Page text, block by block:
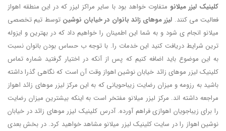
کلینیک لیزر میلانو متفاوت خواهد بود با سایر مراکز لیزر که در این منطقه اهواز
فعالیت می کنند. لیزر موهای زائد بانوان در خیابان نوشین توسط تیم تخصصی
میلانو انجام ی شود و به شما این اطمینان را خواهیم داد که در بهترین و ایزوله
ترین شرایط دریافت کنید این خدمات را. با توجه ب حساس بودن بانوان نسبت
به این موضوع باید اضافه کنیم که پس از آنکه در اختیار گرفتید شماره تماس
کلینیک لیزر موهای زائد خیابان نوشین اهواز وقت آن است که نگاهی گذرا داشته
باشید به رزومه و میزان رضایت زیباحویانی که به این مرکز لیزر موهای زائد اهواز
مراجعه داشته اند. مرکز لیزر میلانو مفتخر است به اینکه بیشترین میزان رضایت
را برای زیباجویان اهوازی فراهم آورده. آدرس کلینیک لیزر موهای زائد در خیابان
نوشین اهواز را در سایت کلینیک لیزر میلانو مشاهد خواهید کرد. در بخش بعدی